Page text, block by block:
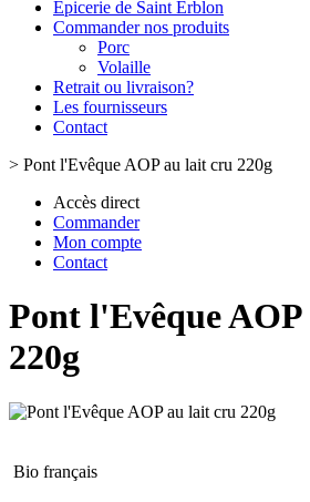
Epicerie de Saint Erblon
Commander nos produits
Porc
Volaille
Retrait ou livraison?
Les fournisseurs
Contact
> Pont l'Evêque AOP au lait cru 220g
Accès direct
Commander
Mon compte
Contact
Pont l'Evêque
220g
Bio français